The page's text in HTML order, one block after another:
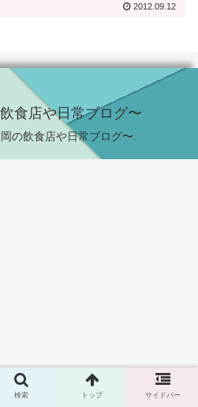
2012.09.12
食店や日常ブログ〜
の飲食店や日常ブログ〜.
検索 トップ サイドバー